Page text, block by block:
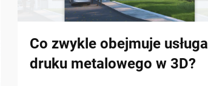
Co zwykle obejmuje usługa
druku metalowego w 3D?